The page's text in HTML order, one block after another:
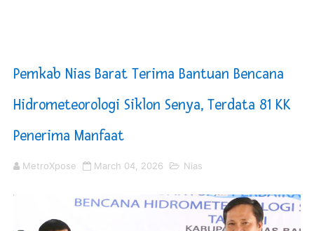
Rp8 Miliar TPP Tak Terserap Akan Digerakkan untuk
Dugaan Bermain Barang Tangkapan, Kapolresta
Laga Pertandingan Sepak Bola Tim Pemko Sungai
Pemkab Nias Barat Terima Bantuan Bencana
Hidrometeorologi Siklon Senya, Terdata 81 KK
Penerima Manfaat
MetroXpose March 04, 2026 Nias